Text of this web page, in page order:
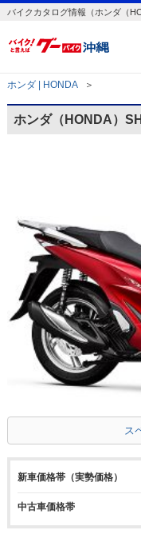
バイクカタログ情報（ホンダ（
ホンダ | HONDA ＞
ホンダ（HONDA）
ス
新車価格帯（実勢価格）
中古車価格帯